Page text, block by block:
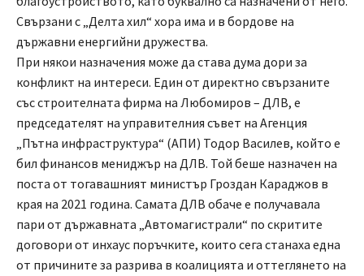
Свързани с „Делта хил“ хора има и в бордове на
държавни енергийни дружества.
При някои назначения може да става дума дори за
конфликт на интереси. Един от директно свързаните
със строителната фирма на Любомиров – ДЛВ, е
председателят на управителния съвет на Агенция
„Пътна инфраструктура“ (АПИ) Тодор Василев, който е
бил финансов мениджър на ДЛВ. Той беше назначен на
поста от тогавашният министър Гроздан Караджов в
края на 2021 година. Самата ДЛВ обаче е получавала
пари от държавната „Автомагистрали“ по скритите
договори от инхаус поръчките, които сега станаха една
от причините за разрива в коалицията и оттеглянето на